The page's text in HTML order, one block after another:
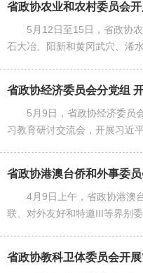
5月12日至15日，省政协
石大冶、阳新和黄冈武穴、浠
5月9日，省政协经济委员
习教育研讨交流会，开展习近
4月9日上午，省政协港澳
联、对外友好和特邀III等界别